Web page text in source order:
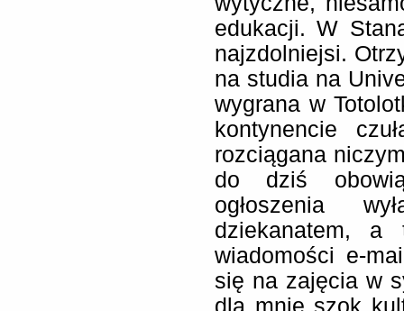
edukacji. W
najzdolniejsi.
na studia na
wygrana w
kontynencie
rozciągana
do dziś
ogłoszenia
dziekanatem, a
wiadomości e-
się na zajęcia w
dla mnie szok